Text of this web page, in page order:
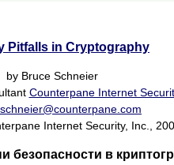
Pitfalls in Cryptography
by Bruce Schneier
Counterpane Internet
schneier@counterpane.com
Internet Security, Inc.,
безопасности в